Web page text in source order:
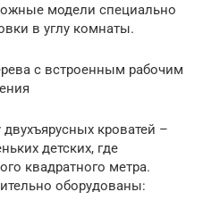
модели специально
в углу комнаты.
с встроенным рабочим
кроватей –
детских, где
квадратного метра.
оборудованы: